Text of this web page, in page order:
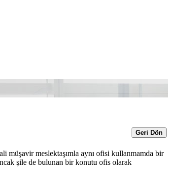
Geri Dön
meslektaşımla aynı ofisi kullanmamda bir
şile de bulunan bir konutu ofis olarak